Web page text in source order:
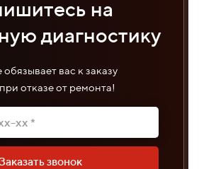
на
диагностику
вас к заказу
отказе от ремонта!
звонок